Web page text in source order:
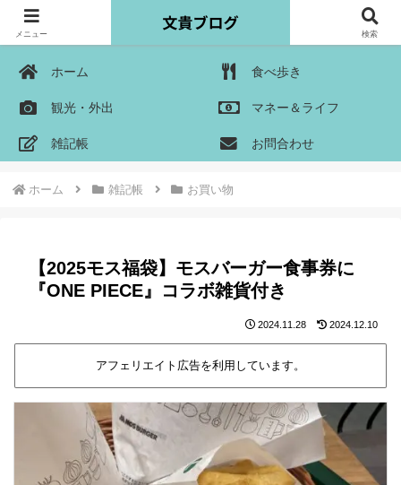
ホーム 食べ歩き
観光・外出 マネー＆ライフ
雑記帳 お問合わせ
ホーム 雑記帳 お買い物
【2025モス福袋】モスバーガー食事券に
『ONE PIECE』コラボ雑貨付き
2024.11.28 2024.12.10
アフェリエイト広告を利用しています。
メニュー 検索